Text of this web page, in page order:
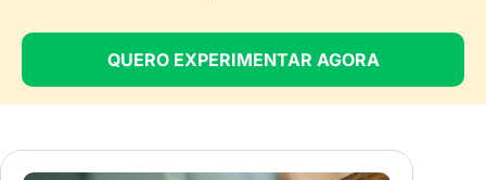
QUERO EXPERIMENTAR AGORA